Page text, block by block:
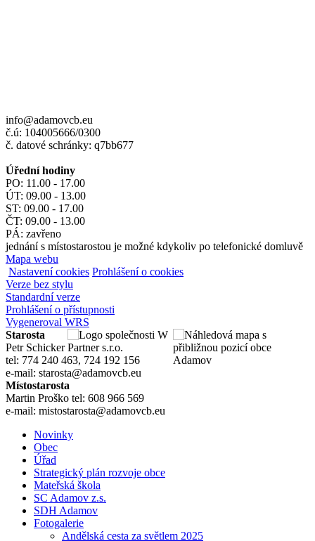
info@adamovcb.eu
č.ú: 104005666/0300
č. datové schránky: q7bb677
Úřední hodiny
PO: 11.00 - 17.00
ÚT: 09.00 - 13.00
ST: 09.00 - 17.00
ČT: 09.00 - 13.00
PÁ: zavřeno
jednání s místostarostou je možné kdykoliv po telefonické domluvě
Mapa webu
Nastavení cookies Prohlášení o cookies
Verze bez stylu
Standardní verze
Prohlášení o přístupnosti
Vygeneroval WRS
Starosta
Petr Schicker
tel: 774 240 463, 724 192 156
e-mail: starosta@adamovcb.eu
Místostarosta
Martin Proško tel: 608 966 569
e-mail: mistostarosta@adamovcb.eu
Novinky
Obec
Úřad
Strategický plán rozvoje obce
Mateřská škola
SC Adamov z.s.
SDH Adamov
Fotogalerie
Andělská cesta za světlem 2025